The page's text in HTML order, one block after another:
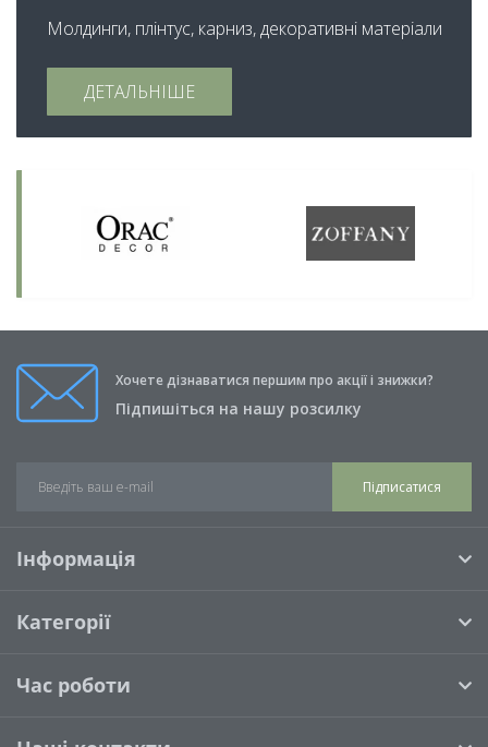
Молдинги, плінтус, карниз, декоративні матеріали
ДЕТАЛЬНІШЕ
Хочете дізнаватися першим про акції і знижки?
Підпишіться на нашу розсилку
Підписатися
Інформація
Категорії
Час роботи